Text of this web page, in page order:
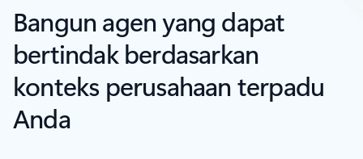
Bangun agen yang dapat
bertindak berdasarkan
konteks perusahaan terpadu
Anda